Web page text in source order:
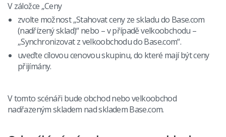
V záložce „Ceny
zvolte možnost „Stahovat ceny ze skladu do Base.com
(nadřízený sklad)“ nebo – v případě velkoobchodu –
„Synchronizovat z velkoobchodu do Base.com“.
uveďte cílovou cenovou skupinu, do které mají být ceny
přijímány.
V tomto scénáři bude obchod nebo velkoobchod
nadřazeným skladem nad skladem Base.com.